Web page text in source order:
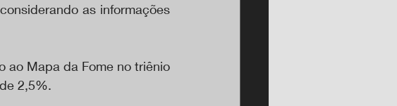
as informações
ao Mapa da Fome no triênio
2,5%.